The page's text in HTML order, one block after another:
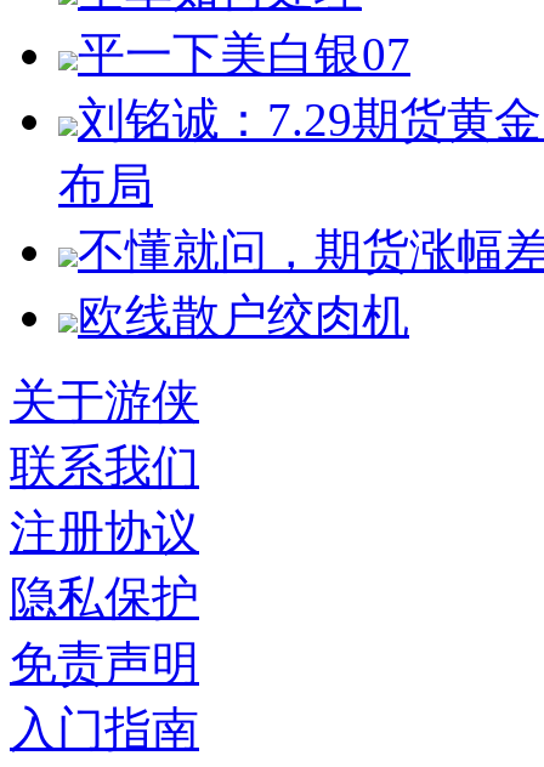
平一下美白银07
刘铭诚：7.29期货黄
布局
不懂就问，期货涨幅
欧线散户绞肉机
关于游侠
联系我们
注册协议
隐私保护
免责声明
入门指南